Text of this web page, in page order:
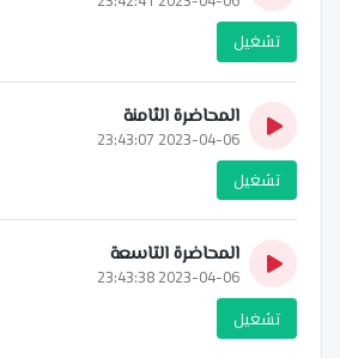
تشغيل
المحاضرة الثامنة
2023-04-06 23:43:07
تشغيل
المحاضرة التاسعة
2023-04-06 23:43:38
تشغيل